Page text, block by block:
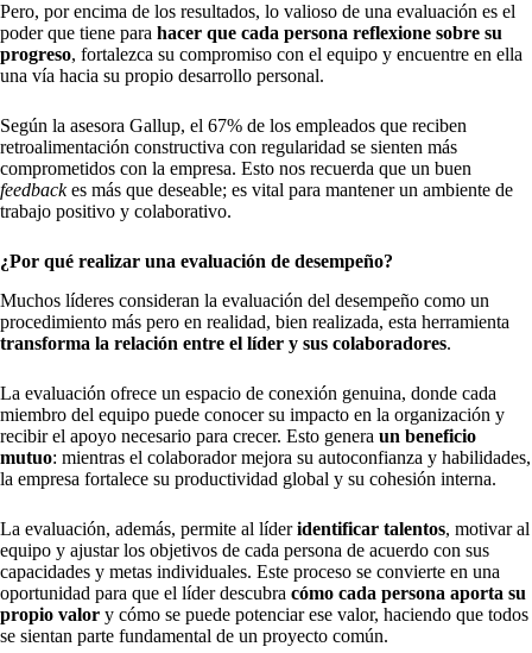
Pero, por encima de los resultados, lo valioso de una evaluación es el
poder que tiene para hacer que cada persona reflexione sobre su
progreso, fortalezca su compromiso con el equipo y encuentre en ella
una vía hacia su propio desarrollo personal.
Según la asesora Gallup, el 67% de los empleados que reciben
retroalimentación constructiva con regularidad se sienten más
comprometidos con la empresa. Esto nos recuerda que un buen
feedbackes más que deseable; es vital para mantener un ambiente de
trabajo positivo y colaborativo.
¿Por qué realizar una evaluación de desempeño?
Muchos líderes consideran la evaluación del desempeño como un
procedimiento más pero en realidad, bien realizada, esta herramienta
transforma la relación entre el líder y sus colaboradores.
La evaluación ofrece un espacio de conexión genuina, donde cada
miembro del equipo puede conocer su impacto en la organización y
recibir el apoyo necesario para crecer. Esto genera un beneficio
mutuo: mientras el colaborador mejora su autoconfianza y habilidades,
la empresa fortalece su productividad global y su cohesión interna.
La evaluación, además, permite al líderidentificar talentos, motivar al
equipo y ajustar los objetivos de cada persona de acuerdo con sus
capacidades y metas individuales. Este proceso se convierte en una
oportunidad para que el líder descubra cómo cada persona aporta su
propio valor y cómo se puede potenciar ese valor, haciendo que todos
se sientan parte fundamental de un proyecto común.